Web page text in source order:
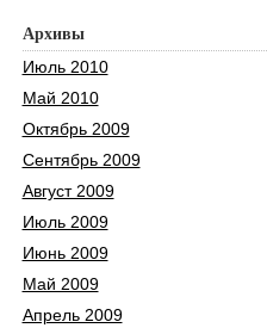
Архивы
Июль 2010
Май 2010
Октябрь 2009
Сентябрь 2009
Август 2009
Июль 2009
Июнь 2009
Май 2009
Апрель 2009